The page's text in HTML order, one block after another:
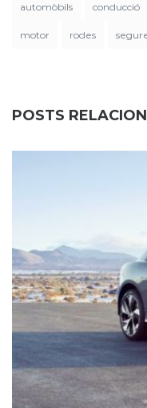
automòbils conducció
motor rodes
POSTS